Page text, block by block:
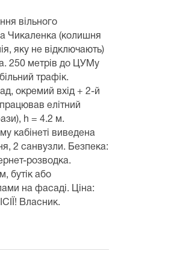
вільного
Чикаленка (колишня
яку не відключають)
250 метрів до ЦУМу
трафік.
окремий вхід + 2-й
елітний
h = 4.2 м.
кабінеті виведена
2 санвузли. Безпека:
розводка.
бутік або
на фасаді. Ціна:
Власник.